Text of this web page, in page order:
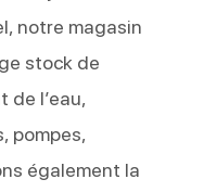
notre magasin
stock de
l’eau,
pompes,
également la